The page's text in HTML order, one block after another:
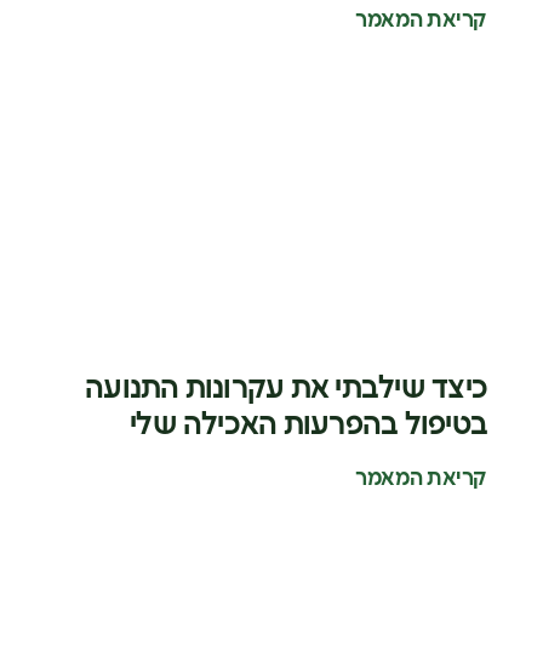
קריאת המאמר
כיצד שילבתי את עקרונות התנועה
בטיפול בהפרעות האכילה שלי
קריאת המאמר